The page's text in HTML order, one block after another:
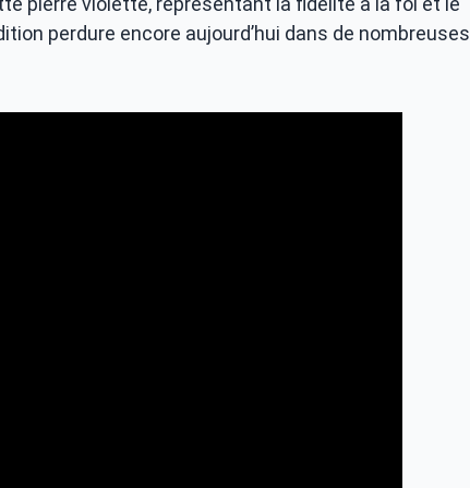
perdure encore aujourd’hui dans de nombreuses